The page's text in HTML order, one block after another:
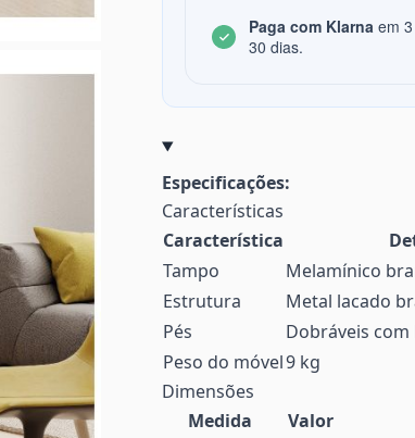
Paga com Klarna em
30 dias.
Especificações:
Características
Característica
Tampo
Melamínico
Estrutura
Metal lacado
Pés
Dobráveis com
Peso do móvel9 kg
Dimensões
Medida
Valor